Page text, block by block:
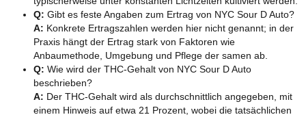
Q: Gibt es feste Angaben zum Ertrag von NYC Sour D Auto?
A: Konkrete Ertragszahlen werden hier nicht genannt; in der
Praxis hängt der Ertrag stark von Faktoren wie
Anbaumethode, Umgebung und Pflege der samen ab.
Q: Wie wird der THC-Gehalt von NYC Sour D Auto
beschrieben?
A: Der THC-Gehalt wird als durchschnittlich angegeben, mit
einem Hinweis auf etwa 21 Prozent, wobei die tatsächlichen